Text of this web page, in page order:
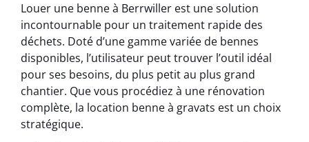
Louer une benne à Berrwiller est une solution
incontournable pour un traitement rapide des
déchets. Doté d’une gamme variée de bennes
disponibles, l’utilisateur peut trouver l’outil idéal
pour ses besoins, du plus petit au plus grand
chantier. Que vous procédiez à une rénovation
complète, la location benne à gravats est un choix
stratégique.